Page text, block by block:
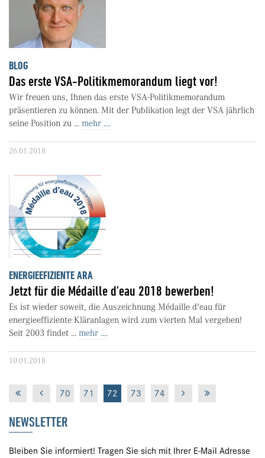
BLOG
Das erste VSA-Politikmemorandum liegt vor!
Wir freuen uns, Ihnen das erste VSA-Politikmemorandum
präsentieren zu können. Mit der Publikation legt der VSA jährlich
seine Position zu ... mehr ....
26.01.2018
ENERGIEEFIZIENTE ARA
Jetzt für die Médaille d'eau 2018 bewerben!
Es ist wieder soweit, die Auszeichnung Médaille d'eau für
energieeffiziente Kläranlagen wird zum vierten Mal vergeben!
Seit 2003 findet ... mehr ....
10.01.2018
70 71 72 73 74
NEWSLETTER
Bleiben Sie informiert! Tragen Sie sich mit Ihrer E-Mail Adresse